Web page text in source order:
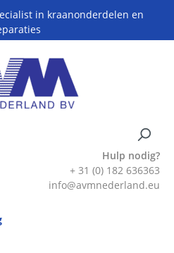
in kraanonderdelen en
Hulp nodig?
+ 31 (0) 182 636363
info@avmnederland.eu